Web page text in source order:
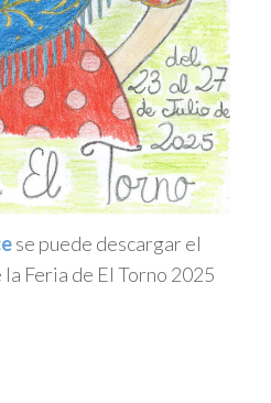
se puede descargar el
Feria de El Torno 2025